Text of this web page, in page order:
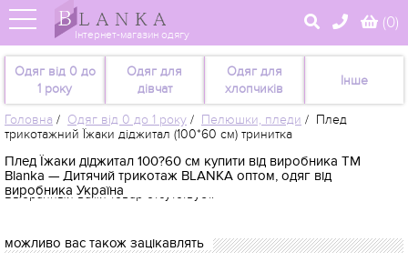
Інтернет-магазин одягу
(0)
Одяг від 0 до
1 року
Одяг для
дівчат
Одяг для
хлопчиків
Інше
Головна / Одяг від 0 до 1 року / Пелюшки, пледи / Плед
трикотажний Їжаки діджитал (100*60 см) тринитка
Плед Їжаки діджитал 100?60 см купити від виробника TM
Blanka — Дитячий трикотаж BLANKA оптом, одяг від
виробника Україна
Выбранный вами товар отсутствует.
можливо вас також зацікавлять